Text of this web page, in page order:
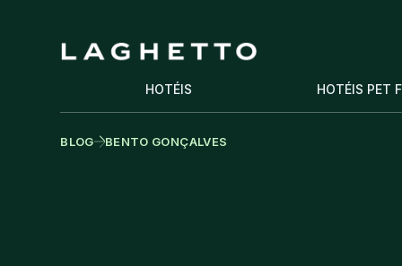
HOTÉIS HOTÉIS PET
BLOG BENTO GONÇALVES